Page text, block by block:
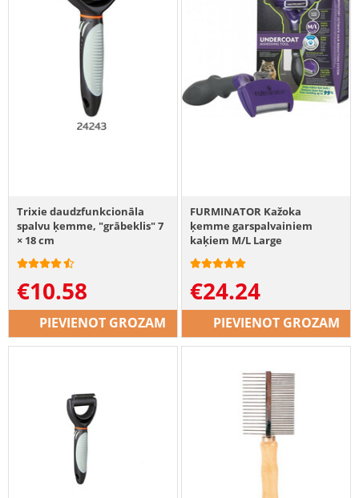
Trixie daudzfunkcionāla
spalvu ķemme, "grābeklis" 7
× 18 cm
€10.58
PIEVIENOT GROZAM
FURMINATOR Kažoka
ķemme garspalvainiem
kaķiem M/L Large
€24.24
PIEVIENOT GROZAM